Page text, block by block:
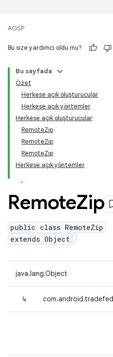
AOSP
Bu size yardımcı oldu mu?
Bu sayfada
Özet
Herkese açık oluşturucular
Herkese açık yöntemler
Herkese açık oluşturucular
RemoteZip
RemoteZip
RemoteZip
Herkese açık yöntemler
RemoteZip
public class RemoteZip
extends Object
java.lang.Object
↳